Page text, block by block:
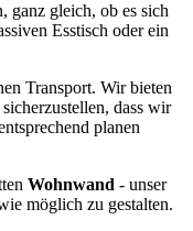
ganz gleich, ob es sich
Esstisch oder ein
Transport. Wir bieten
dass wir
planen
Wohnwand - unser
möglich zu gestalten.